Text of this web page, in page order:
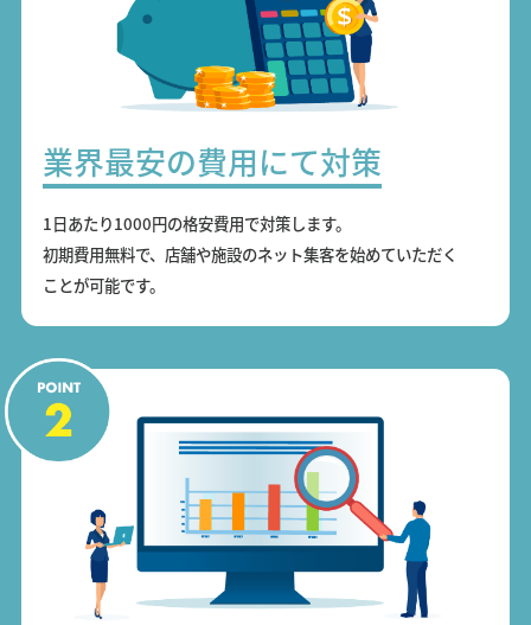
業界最安の費用にて対策
1日あたり1000円の格安費用で対策します。
初期費用無料で、店舗や施設のネット集客を始めていただく
ことが可能です。